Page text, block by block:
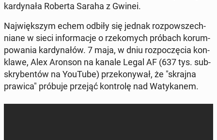
kar­dy­na­ła Roberta Saraha z Gwinei.
Naj­więk­szym echem odbiły się jednak roz­po­wszech­
nia­ne w sieci in­for­ma­cje o rze­ko­mych próbach ko­rum­
po­wa­nia kar­dy­na­łów. 7 maja, w dniu roz­po­czę­cia kon­
kla­we, Alex Aronson na kanale Legal AF (637 tys. sub­
skry­ben­tów na YouTube) prze­ko­ny­wał, że "skrajna
prawica" próbuje przejąć kon­tro­lę nad Wa­ty­ka­nem.